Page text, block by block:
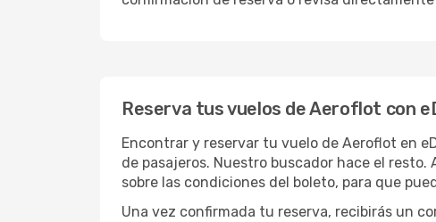
Reserva tus vuelos de Aeroflot con
Encontrar y reservar tu vuelo de Aeroflot en
de pasajeros. Nuestro buscador hace el
sobre las condiciones del boleto, para que
Una vez confirmada tu reserva, recibirás un